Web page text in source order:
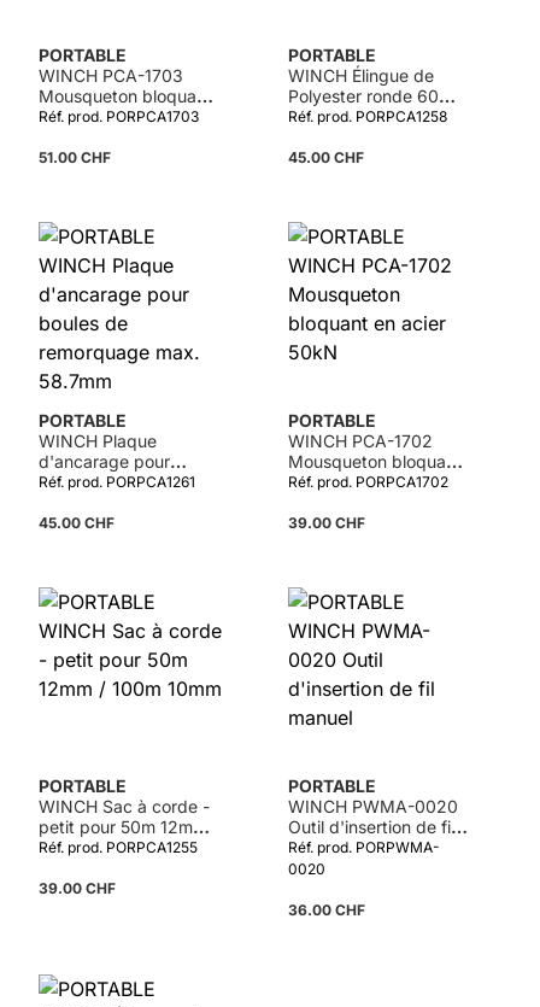
PORTABLE
WINCH PCA-1703
Mousqueton bloquant
en acier 65kN
Réf. prod. PORPCA1703
51.00 CHF
PORTABLE
WINCH Élingue de
Polyester ronde 60mm
x 3m
Réf. prod. PORPCA1258
45.00 CHF
PORTABLE
WINCH Plaque
d'ancarage pour
boules de remorquage
Réf. prod. PORPCA1261
45.00 CHF
PORTABLE
WINCH PCA-1702
Mousqueton bloquant
en acier 50kN
Réf. prod. PORPCA1702
39.00 CHF
PORTABLE
WINCH Sac à corde -
petit pour 50m 12mm /
100m 10mm
Réf. prod. PORPCA1255
39.00 CHF
PORTABLE
WINCH PWMA-0020
Outil d'insertion de fil
manuel
Réf. prod. PORPWMA-
0020
36.00 CHF